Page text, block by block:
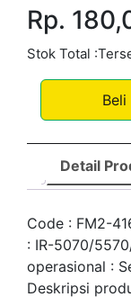
Rp.
Stok Total
Beli
Detail
Code : FM2-
: IR-5070/
operasional :
Deskripsi